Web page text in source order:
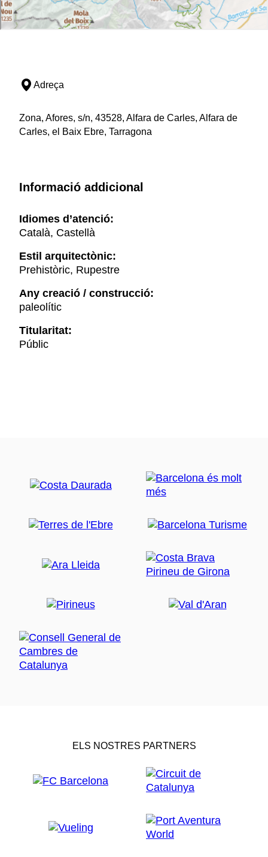
Adreça
Zona, Afores, s/n, 43528, Alfara de Carles, Alfara de
Carles, el Baix Ebre, Tarragona
Informació addicional
Idiomes d’atenció:
Català, Castellà
Estil arquitectònic:
Prehistòric, Rupestre
Any creació / construcció:
paleolític
Titularitat:
Públic
ELS NOSTRES PARTNERS